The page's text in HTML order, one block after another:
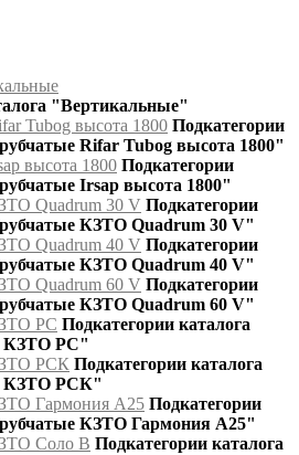
"Вертикальные"
Tubog высота 1800 Подкатегории
Rifar Tubog высота 1800"
высота 1800 Подкатегории
Irsap высота 1800"
Quadrum 30 V Подкатегории
КЗТО Quadrum 30 V"
Quadrum 40 V Подкатегории
КЗТО Quadrum 40 V"
Quadrum 60 V Подкатегории
КЗТО Quadrum 60 V"
РС Подкатегории каталога
КЗТО РС"
РСК Подкатегории каталога
КЗТО РСК"
Гармония А25 Подкатегории
КЗТО Гармония А25"
Соло В Подкатегории каталога